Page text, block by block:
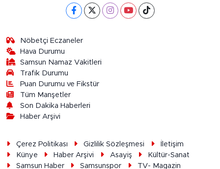
Nöbetçi Eczaneler
Hava Durumu
Samsun Namaz Vakitleri
Trafik Durumu
Puan Durumu ve Fikstür
Tüm Manşetler
Son Dakika Haberleri
Haber Arşivi
Çerez Politikası Gizlilik Sözleşmesi
İletişim
Künye
Haber Arşivi Asayiş
Kültür-Sanat
Samsun Haber
Samsunspor TV- Magazin